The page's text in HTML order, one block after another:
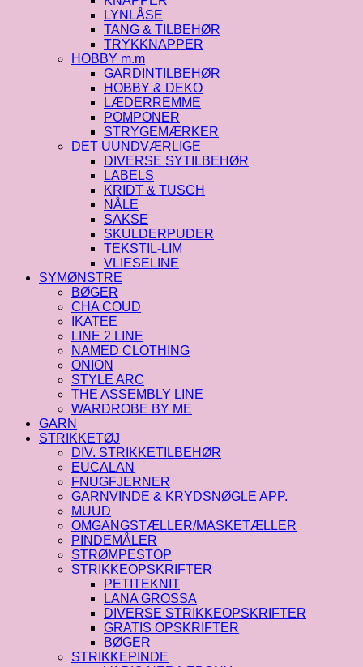
LYNLÅSE
TANG & TILBEHØR
TRYKKNAPPER
HOBBY m.m
GARDINTILBEHØR
HOBBY & DEKO
LÆDERREMME
POMPONER
STRYGEMÆRKER
DET UUNDVÆRLIGE
DIVERSE SYTILBEHØR
LABELS
KRIDT & TUSCH
NÅLE
SAKSE
SKULDERPUDER
TEKSTIL-LIM
VLIESELINE
SYMØNSTRE
BØGER
CHA COUD
IKATEE
LINE 2 LINE
NAMED CLOTHING
ONION
STYLE ARC
THE ASSEMBLY LINE
WARDROBE BY ME
GARN
STRIKKETØJ
DIV. STRIKKETILBEHØR
EUCALAN
FNUGFJERNER
GARNVINDE & KRYDSNØGLE APP.
MUUD
OMGANGSTÆLLER/MASKETÆLLER
PINDEMÅLER
STRØMPESTOP
STRIKKEOPSKRIFTER
PETITEKNIT
LANA GROSSA
DIVERSE STRIKKEOPSKRIFTER
GRATIS OPSKRIFTER
BØGER
STRIKKEPINDE